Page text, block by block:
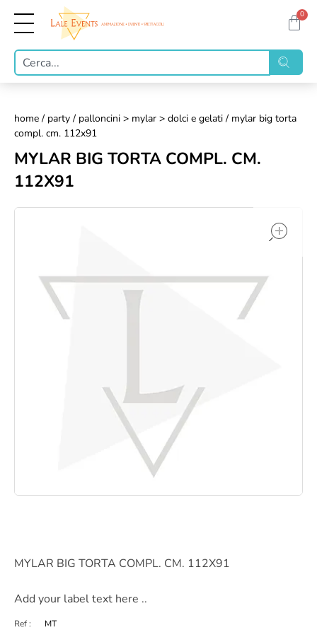
0
home / party / palloncini > mylar > dolci e gelati / mylar big torta
compl. cm. 112x91
MYLAR BIG TORTA COMPL. CM.
112X91
MYLAR BIG TORTA COMPL. CM. 112X91
Add your label text here ..
Ref :
MT